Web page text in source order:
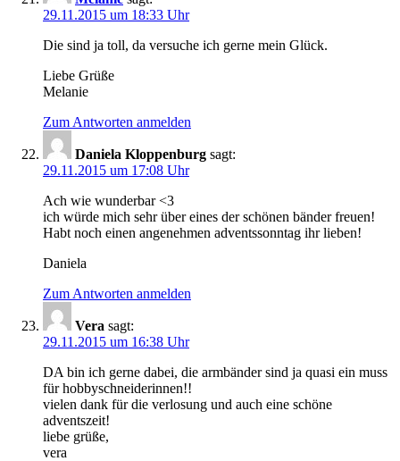
29.11.2015 um 18:33 Uhr
Die sind ja toll, da versuche ich gerne mein Glück.
Liebe Grüße
Melanie
Zum Antworten anmelden
Daniela Kloppenburg sagt:
29.11.2015 um 17:08 Uhr
Ach wie wunderbar <3
ich würde mich sehr über eines der schönen bänder freuen!
Habt noch einen angenehmen adventssonntag ihr lieben!
Daniela
Zum Antworten anmelden
Vera sagt:
29.11.2015 um 16:38 Uhr
DA bin ich gerne dabei, die armbänder sind ja quasi ein muss
für hobbyschneiderinnen!!
vielen dank für die verlosung und auch eine schöne
adventszeit!
liebe grüße,
vera